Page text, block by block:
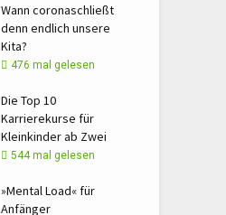
Wann coronaschließt
denn endlich unsere
Kita?
476 mal gelesen
Die Top 10
Karrierekurse für
Kleinkinder ab Zwei
544 mal gelesen
»Mental Load« für
Anfänger